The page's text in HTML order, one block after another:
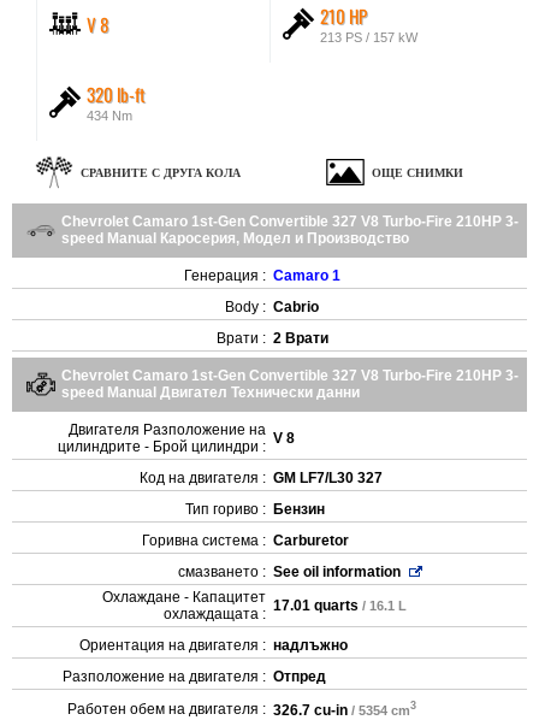
V 8 210 HP
213 PS / 157 kW
320 lb-ft
434 Nm
СРАВНИТЕ С ДРУГА КОЛА ОЩЕ СНИМКИ
Chevrolet Camaro 1st-Gen Convertible 327 V8 Turbo-Fire 210HP 3-
speed Manual Каросерия, Модел и Производство
Генерация : Camaro 1
Body : Cabrio
Врати : 2 Врати
Chevrolet Camaro 1st-Gen Convertible 327 V8 Turbo-Fire 210HP 3-
speed Manual Двигател Технически данни
Двигателя Разположение на
цилиндрите - Брой цилиндри : V 8
Код на двигателя : GM LF7/L30 327
Тип гориво : Бензин
Горивна система : Carburetor
смазването : See oil information
Охлаждане - Капацитет
охлаждащата : 17.01 quarts / 16.1 L
Ориентация на двигателя : надлъжно
Разположение на двигателя : Отпред
Работен обем на двигателя : 326.7 cu-in / 5354 cm3